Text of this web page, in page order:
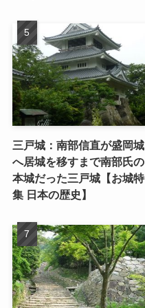
三戸城：南部信直が盛岡城
へ居城を移すまで南部氏の
本城だった三戸城【お城特
集 日本の歴史】